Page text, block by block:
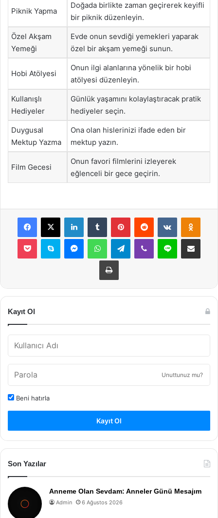
Piknik Yapma
Doğada birlikte zaman geçirerek keyifli
bir piknik düzenleyin.
Özel Akşam
Yemeği
Evde onun sevdiği yemekleri yaparak
özel bir akşam yemeği sunun.
Hobi Atölyesi
Onun ilgi alanlarına yönelik bir hobi
atölyesi düzenleyin.
Kullanışlı
Hediyeler
Günlük yaşamını kolaylaştıracak pratik
hediyeler seçin.
Duygusal
Mektup Yazma
Ona olan hislerinizi ifade eden bir
mektup yazın.
Film Gecesi
Onun favori filmlerini izleyerek
eğlenceli bir gece geçirin.
Facebook
X LinkedInTumblr PinterestReddit VKontakte
Pocket Skype MessengerWhatsAppTelegramViber Line E-Posta ile
Yazdır
Kayıt Ol
Unuttunuz mu?
Beni hatırla
Kayıt Ol
Son Yazılar
Anneme Olan Sevdam: Anneler Günü Mesajım
Admin 6 Ağustos 2026